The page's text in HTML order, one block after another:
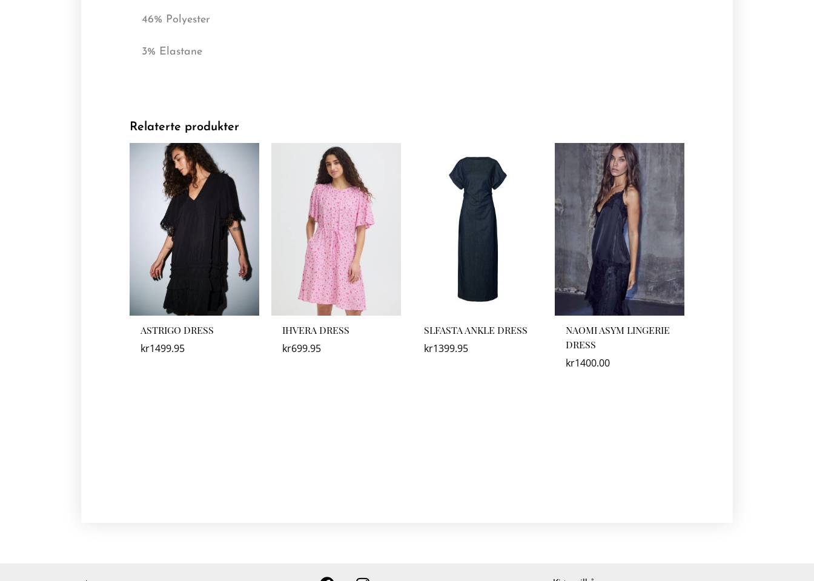
46% Polyester
3% Elastane
Relaterte produkter
ASTRIGO DRESS
kr1499.95
IHVERA DRESS
kr699.95
SLFASTA ANKLE DRESS
kr1399.95
NAOMI ASYM LINGERIE
DRESS
kr1400.00
F I